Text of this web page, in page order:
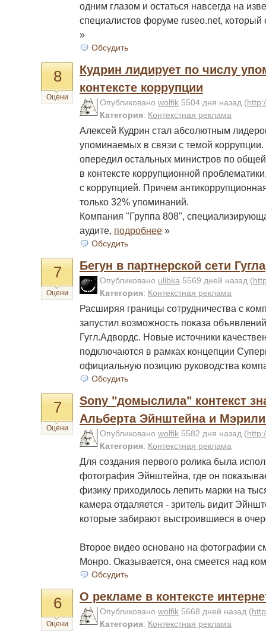
одним глазом и остаться навсегда на
специалистов форуме ruseo.net, который
»
Обсудить
8
Оцени
Кудрин лидирует по числу
контексте коррупции
Опубликовано wolfik 5504 дня назад (
Категория: Контекстная реклама
Алексей Кудрин стал абсолютным
упоминаемых в связи с темой
опередил остальных министров по
в контексте коррупционной
с коррупцией. Причем
только 32% упоминаний.
Компания "Группа 808",
аудите, подробнее »
Обсудить
7
Оцени
Бегун в партнерской сети Гугла
Опубликовано ulibka 5569 дней назад (
Категория: Контекстная реклама
Расширяя границы сотрудничества с
запустил возможность показа
Гугл.Адвордс. Новые источники
подключаются в рамках концепции
официальную позицию руководства
Обсудить
7
Оцени
Sony "домыслила" контекст
Альберта Эйнштейна и
Опубликовано wolfik 5582 дня назад (
Категория: Контекстная реклама
Для создания первого ролика была
фотография Эйнштейна, где он
физику приходилось лепить марки на
камера отдаляется - зритель видит
которые забирают выстроившиеся в
Второе видео основано на фотографии
Монро. Оказывается, она смеется над
Обсудить
6
Оцени
О рекламе в контексте
Опубликовано wolfik 5668 дней назад (
Категория: Контекстная реклама